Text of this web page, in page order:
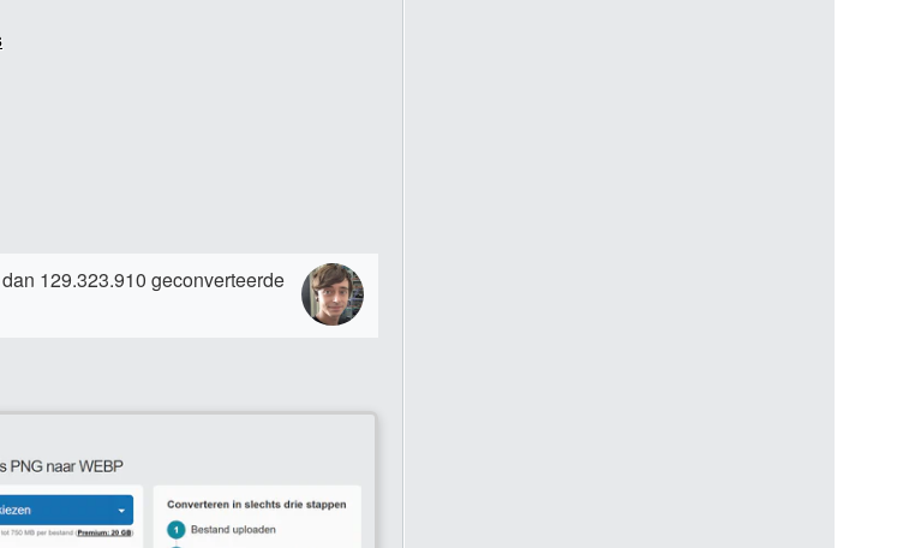
129.323.910 geconverteerde